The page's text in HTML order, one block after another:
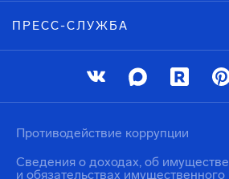
ПРЕСС-СЛУЖБА
Противодействие коррупции
Сведения о доходах, об имуществе
и обязательствах имущественного